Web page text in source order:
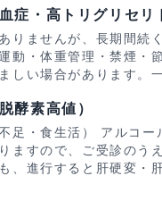
症・高トリグリセリ
りませんが、長期間続
動・体重管理・禁煙・
しい場合があります。
酵素高値）
足・食生活） アルコ
ますので、ご受診のう
、進行すると肝硬変・